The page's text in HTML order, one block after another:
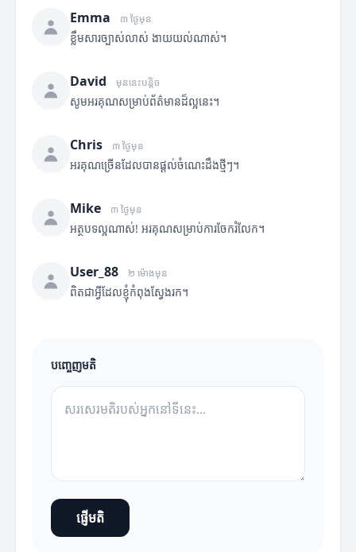
Emma ៣ ថ្ងៃមុន
ខ្លឹមសារច្បាស់លាស់ ងាយយល់ណាស់។
David មុននេះបន្តិច
សូមអរគុណសម្រាប់ព័ត៌មានដ៏ល្អនេះ។
Chris ៣ ថ្ងៃមុន
អរគុណច្រើនដែលបានផ្តល់ចំណេះដឹងថ្មីៗ។
Mike ៣ ថ្ងៃមុន
អត្ថបទល្អណាស់! អរគុណសម្រាប់ការចែករំលែក។
User_88 ២ ម៉ោងមុន
ពិតជាអ្វីដែលខ្ញុំកំពុងស្វែងរក។
បញ្ចេញមតិ
ផ្ញើមតិ